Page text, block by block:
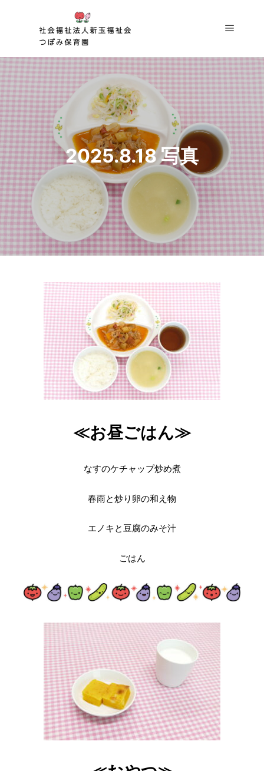
2025.8.18 写真
≪お昼ごはん≫
なすのケチャップ炒め煮
春雨と炒り卵の和え物
エノキと豆腐のみそ汁
ごはん